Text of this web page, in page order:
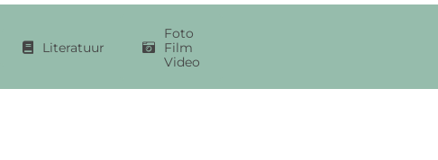
Literatuur
Foto
Film
Video